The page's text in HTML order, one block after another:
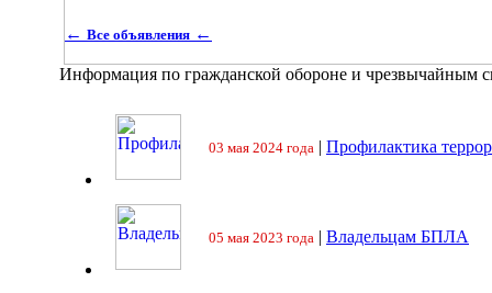
← Все объявления ←
Информация по гражданской обороне и чрезвычайным
03 мая 2024 года | Профилактика
05 мая 2023 года | Владельцам БПЛА